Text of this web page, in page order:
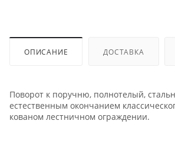
ОПИСАНИЕ ДОСТАВКА
Поворот к поручню, полнотелый,
естественным окончанием
кованом лестничном ограждении.